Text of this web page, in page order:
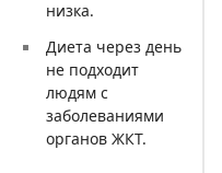
низка.
Диета через день
не подходит
людям с
заболеваниями
органов ЖКТ.